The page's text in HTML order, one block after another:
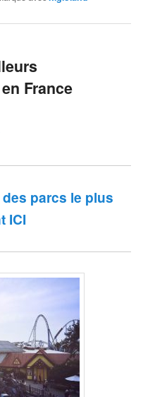
France
parcs le plus
ICI